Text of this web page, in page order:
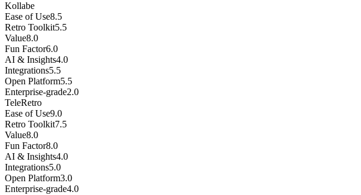
Kollabe
Ease of Use8.5
Retro Toolkit5.5
Value8.0
Fun Factor6.0
AI & Insights4.0
Integrations5.5
Open Platform5.5
Enterprise-grade2.0
TeleRetro
Ease of Use9.0
Retro Toolkit7.5
Value8.0
Fun Factor8.0
AI & Insights4.0
Integrations5.0
Open Platform3.0
Enterprise-grade4.0